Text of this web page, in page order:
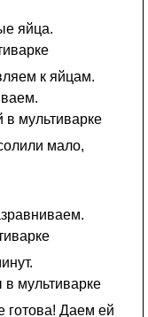
яйца.
к яйцам.
мало,
готова! Даем ей